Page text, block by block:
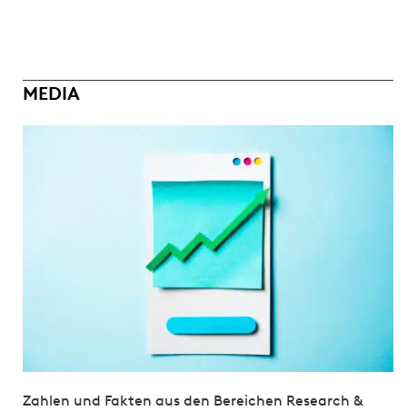
MEDIA
Zahlen und Fakten aus den Bereichen Research &